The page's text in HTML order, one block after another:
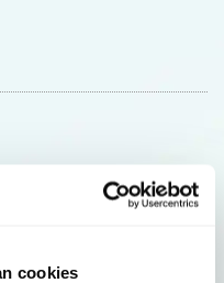
cookies
acties en tips